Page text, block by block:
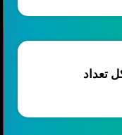
تعداد